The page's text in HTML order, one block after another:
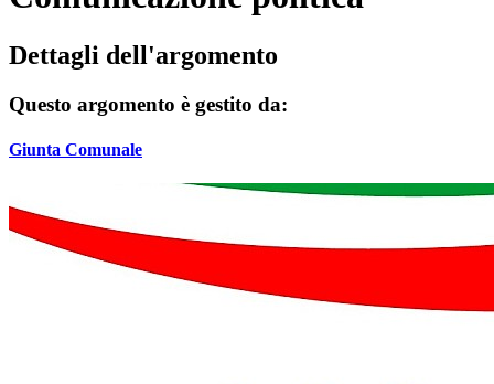
Dettagli dell'argomento
Questo argomento è gestito da:
Giunta Comunale